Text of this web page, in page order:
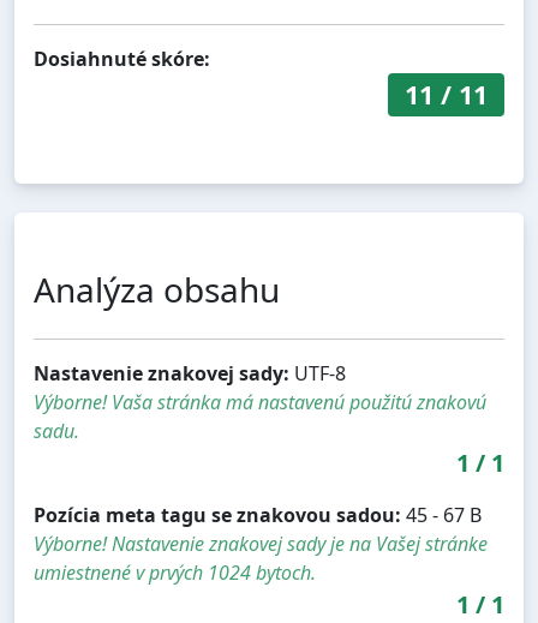
Dosiahnuté skóre:
11 / 11
Analýza obsahu
Nastavenie znakovej sady: UTF-8
Výborne! Vaša stránka má nastavenú použitú znakovú
sadu.
1 / 1
Pozícia meta tagu se znakovou sadou: 45 - 67 B
Výborne! Nastavenie znakovej sady je na Vašej stránke
umiestnené v prvých 1024 bytoch.
1 / 1